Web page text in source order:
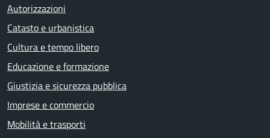
Autorizzazioni
Catasto e urbanistica
Cultura e tempo libero
Educazione e formazione
Giustizia e sicurezza pubblica
Imprese e commercio
Mobilità e trasporti